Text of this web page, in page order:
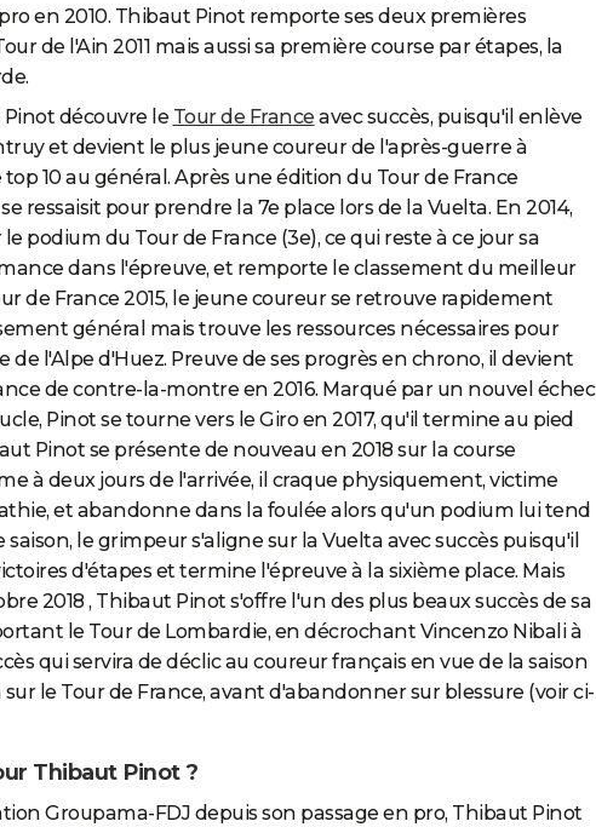
en 2010. Thibaut Pinot remporte ses deux premières
de l'Ain 2011 mais aussi sa première course par étapes, la
Pinot découvre le Tour de France avec succès, puisqu'il enlève
et devient le plus jeune coureur de l'après-guerre à
10 au général. Après une édition du Tour de France
ressaisit pour prendre la 7e place lors de la Vuelta. En 2014,
podium du Tour de France (3e), ce qui reste à ce jour sa
dans l'épreuve, et remporte le classement du meilleur
de France 2015, le jeune coureur se retrouve rapidement
général mais trouve les ressources nécessaires pour
de l'Alpe d'Huez. Preuve de ses progrès en chrono, il devient
de contre-la-montre en 2016. Marqué par un nouvel échec
Pinot se tourne vers le Giro en 2017, qu'il termine au pied
Pinot se présente de nouveau en 2018 sur la course
à deux jours de l'arrivée, il craque physiquement, victime
et abandonne dans la foulée alors qu'un podium lui tend
saison, le grimpeur s'aligne sur la Vuelta avec succès puisqu'il
d'étapes et termine l'épreuve à la sixième place. Mais
2018 , Thibaut Pinot s'offre l'un des plus beaux succès de sa
le Tour de Lombardie, en décrochant Vincenzo Nibali à
qui servira de déclic au coureur français en vue de la saison
sur le Tour de France, avant d'abandonner sur blessure (voir ci-
Thibaut Pinot ?
Groupama-FDJ depuis son passage en pro, Thibaut Pinot